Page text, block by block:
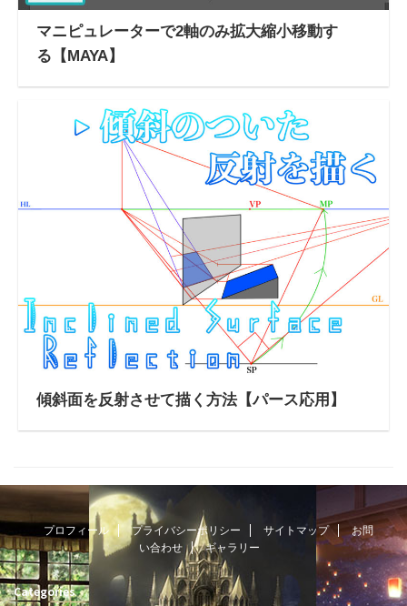
マニピュレーターで2軸のみ拡大縮小移動す
る【MAYA】
傾斜面を反射させて描く方法【パース応用】
プロフィール プライバシーポリシー サイトマップ
お問
い合わせ
ギャラリー
Categories